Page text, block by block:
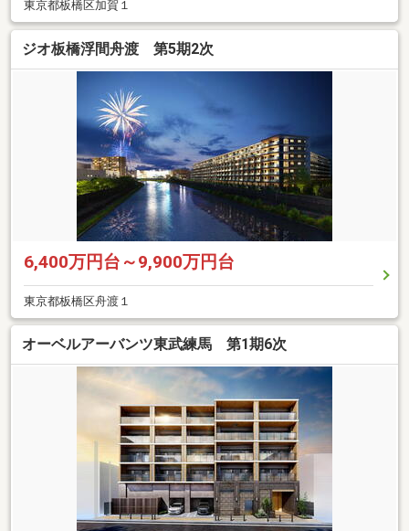
東京都板橋区加賀１
ジオ板橋浮間舟渡 第5期2次
6,400万円台～9,900万円台
東京都板橋区舟渡１
オーベルアーバンツ東武練馬 第1期6次